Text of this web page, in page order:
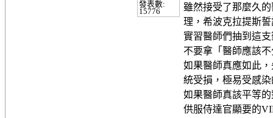
發表數:
15776
雖然接受了那麼久
理，希波克拉提斯
實習醫師們抽到這
不要拿「醫師應該
如果醫師真應如此
統受損，極易受感
如果醫師真該平等
供服侍達官顯要的